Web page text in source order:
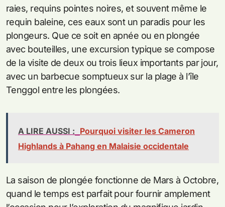
raies, requins pointes noires, et souvent même le
requin baleine, ces eaux sont un paradis pour les
plongeurs. Que ce soit en apnée ou en plongée
avec bouteilles, une excursion typique se compose
de la visite de deux ou trois lieux importants par jour,
avec un barbecue somptueux sur la plage à l’île
Tenggol entre les plongées.
A LIRE AUSSI : Pourquoi visiter les Cameron
Highlands à Pahang en Malaisie occidentale
La saison de plongée fonctionne de Mars à Octobre,
quand le temps est parfait pour fournir amplement